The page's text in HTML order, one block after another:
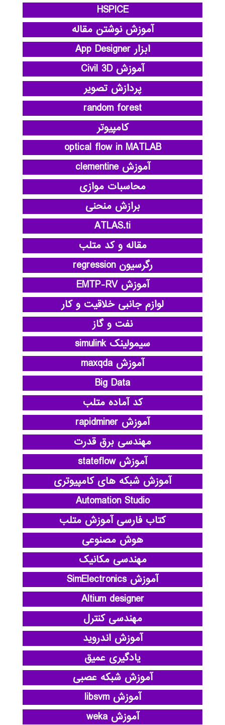
HSPICE
آموزش نوشتن مقاله
ابزار App Designer
آموزش Civil 3D
پردازش تصویر
random forest
کامپیوتر
optical flow in MATLAB
آموزش clementine
محاسبات موازی
برازش منحنی
ATLAS.ti
مقاله و کد متلب
رگرسیون regression
آموزش EMTP-RV
لوازم جانبی خلاقیت و کار
نفت و گاز
سیمولینک simulink
آموزش maxqda
Big Data
کد آماده متلب
آموزش rapidminer
مهندسی برق قدرت
آموزش stateflow
آموزش شبکه های کامپیوتری
Automation Studio
کتاب فارسی آموزش متلب
هوش مصنوعی
مهندسی مکانیک
آموزش SimElectronics
Altium designer
مهندسی کنترل
آموزش اندروید
یادگیری عمیق
آموزش شبکه عصبی
آموزش libsvm
آموزش weka